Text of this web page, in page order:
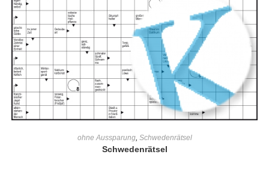
ohne Aussparung, Schwedenrätsel
Schwedenrätsel